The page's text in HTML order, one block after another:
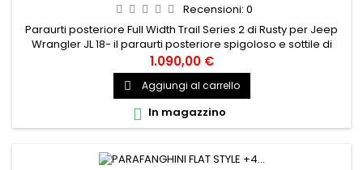
Recensioni: 0
Paraurti posteriore Full Width Trail Series 2 di Rusty per Jeep
Wrangler JL 18- il paraurti posteriore spigoloso e sottile di
Rusty's offre la massima protezione per la sezione posteriore
nell'uso fuoristrada. Prodotto negli Stati Uniti da acciaio
spesso 3/16" o 1/4". Dispositivo per sensori PDC e compatibile
con la maggior parte dei ganci di traino in...
1.090,00 €
 Aggiungi al carrello
 In magazzino